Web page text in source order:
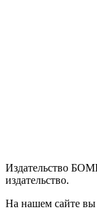
Издательство
издательство.
На нашем сайте вы